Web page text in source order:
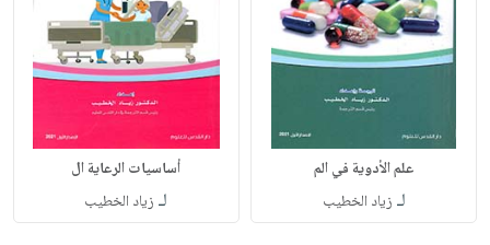
علم الأدوية في الم
لـ زياد الخطيب
أساسيات الرعاية ال
لـ زياد الخطيب